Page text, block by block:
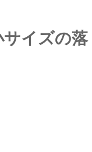
イズの落